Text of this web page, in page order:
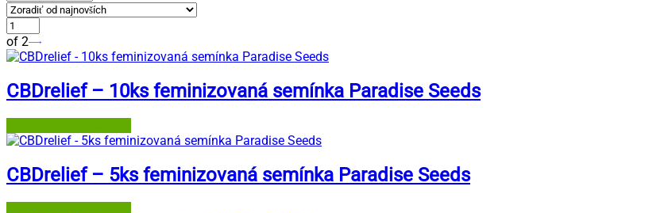
of 2
CBDrelief – 10ks feminizovaná semínka Paradise Seeds
CBDrelief – 5ks feminizovaná semínka Paradise Seeds